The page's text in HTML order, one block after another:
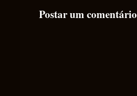
Postar um comentário